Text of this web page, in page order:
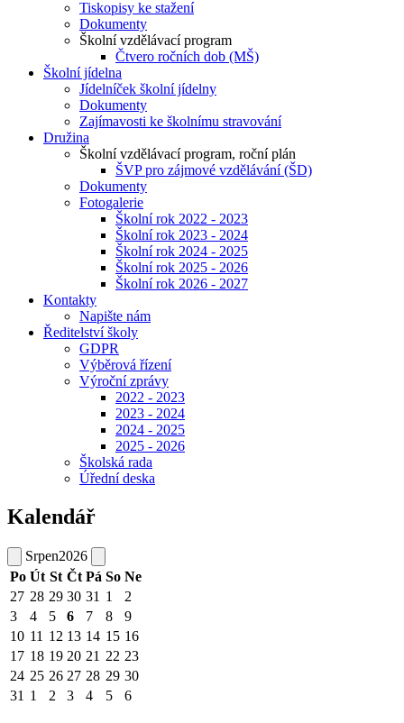
Tiskopisy ke stažení
Dokumenty
Školní vzdělávací program
Čtvero ročních dob (MŠ)
Školní jídelna
Jídelníček školní jídelny
Dokumenty
Zajímavosti ke školnímu stravování
Družina
Školní vzdělávací program, roční plán
ŠVP pro zájmové vzdělávání (ŠD)
Dokumenty
Fotogalerie
Školní rok 2022 - 2023
Školní rok 2023 - 2024
Školní rok 2024 - 2025
Školní rok 2025 - 2026
Školní rok 2026 - 2027
Kontakty
Napište nám
Ředitelství školy
GDPR
Výběrová řízení
Výroční zprávy
2022 - 2023
2023 - 2024
2024 - 2025
2025 - 2026
Školská rada
Úřední deska
Kalendář
Srpen2026
Po Út St Čt Pá So Ne
27 28 29 30 31 1
2
3
4 5 6 7 8
9
10 11 12 13 14 15 16
17 18 19 20 21 22 23
24 25 26 27 28 29 30
31 1 2 3 4 5 6